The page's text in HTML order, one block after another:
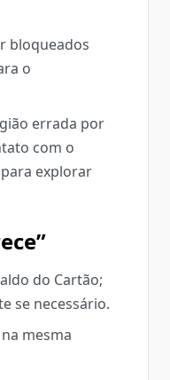
bloqueados
o
errada por
com o
explorar
do Cartão;
se necessário.
mesma